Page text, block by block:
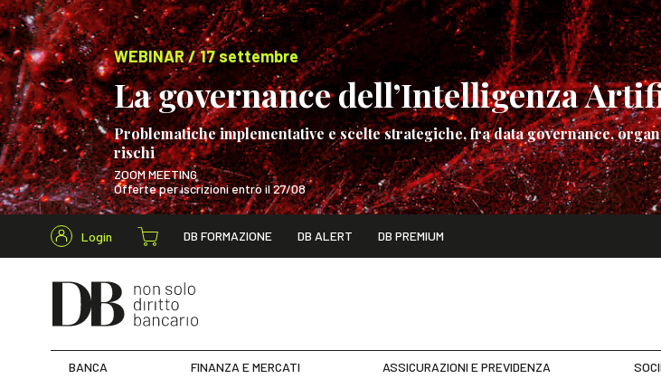
WEBINAR / 17 settembre
La governance dell’Intelligenza
Problematiche implementative e scelte strategiche, fra data governance,
rischi
ZOOM MEETING
Offerte per iscrizioni entro il 27/08
WEBINAR / 17 settembre
Login DB FORMAZIONE DB ALERT DB PREMIUM
Cerca nel sito
BANCA FINANZA E MERCATI ASSICURAZIONI E PREVIDENZA